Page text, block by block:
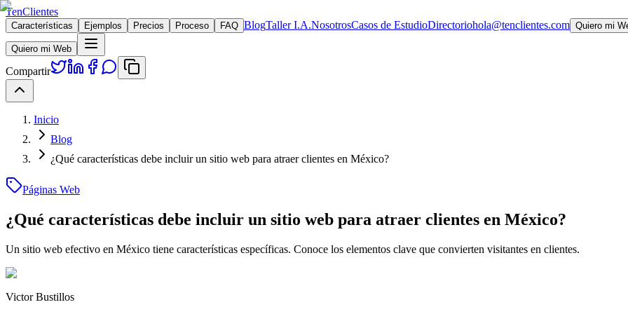
TenClientes
Características Ejemplos Precios Proceso FAQ BlogTaller I.A.NosotrosCasos de EstudioDirectoriohola@tenclientes.com Quiero mi
Quiero mi Web
Compartir
Inicio
Blog
¿Qué características debe incluir un sitio web para atraer clientes en México?
Páginas Web
¿Qué características debe incluir un sitio web para atraer clientes en México?
Un sitio web efectivo en México tiene características específicas. Conoce los elementos clave que convierten visitantes en clientes.
Victor Bustillos